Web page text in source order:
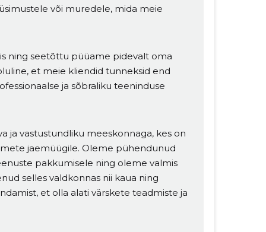
või muredele, mida meie
ning seetõttu püüame pidevalt oma
et meie kliendid tunneksid end
ja sõbraliku teeninduse
ja vastustundliku meeskonnaga, kes on
jaemüügile. Oleme pühendunud
pakkumisele ning oleme valmis
selles valdkonnas nii kaua ning
et olla alati värskete teadmiste ja